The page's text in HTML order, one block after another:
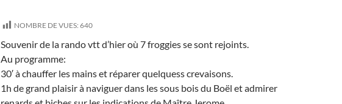
NOMBRE DE VUES: 640
Souvenir de la rando vtt d’hier où 7 froggies se sont rejoints.
Au programme:
30′ à chauffer les mains et réparer quelquess crevaisons.
1h de grand plaisir à naviguer dans les sous bois du Boël et admirer